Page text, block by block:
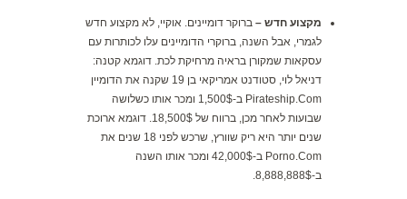
מקצוע חדש – ברוקר דומיינים. אוקיי, לא מקצוע חדש
לגמרי, אבל השנה, ברוקרי הדומיינים עלו לכותרות עם
עסקאות שמקורן בראיה מרחיקת לכת. דוגמא קטנה:
דניאל לוי, סטודנט אמריקאי בן 19 שקנה את הדומיין
Pirateship.Com ב-1,500$ ומכר אותו כשלושה
שבועות לאחר מכן, ברווח של 18,500$. דוגמא ארוכת
שנים יותר היא ריק שוורץ, שרכש לפני 18 שנים את
Porno.Com ב-42,000$ ומכר אותו השנה
ב-8,888,888$.